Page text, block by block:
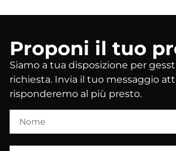
Proponi il tuo
Siamo a tua disposizione per
richiesta. Invia il tuo messaggio
risponderemo al più presto.